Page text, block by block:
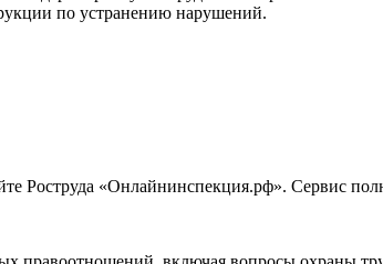
по устранению нарушений.
Роструда «Онлайнинспекция.рф». Сервис